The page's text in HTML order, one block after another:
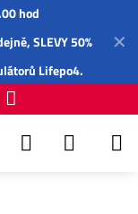
✕
hod
SLEVY 50%
Lifepo4.